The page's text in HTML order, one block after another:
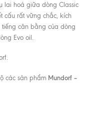
lai hoá giữa dòng Classic
cấu rất vững chắc, kích
cân bằng của dòng
Evo oil.
các sản phẩm Mundorf –